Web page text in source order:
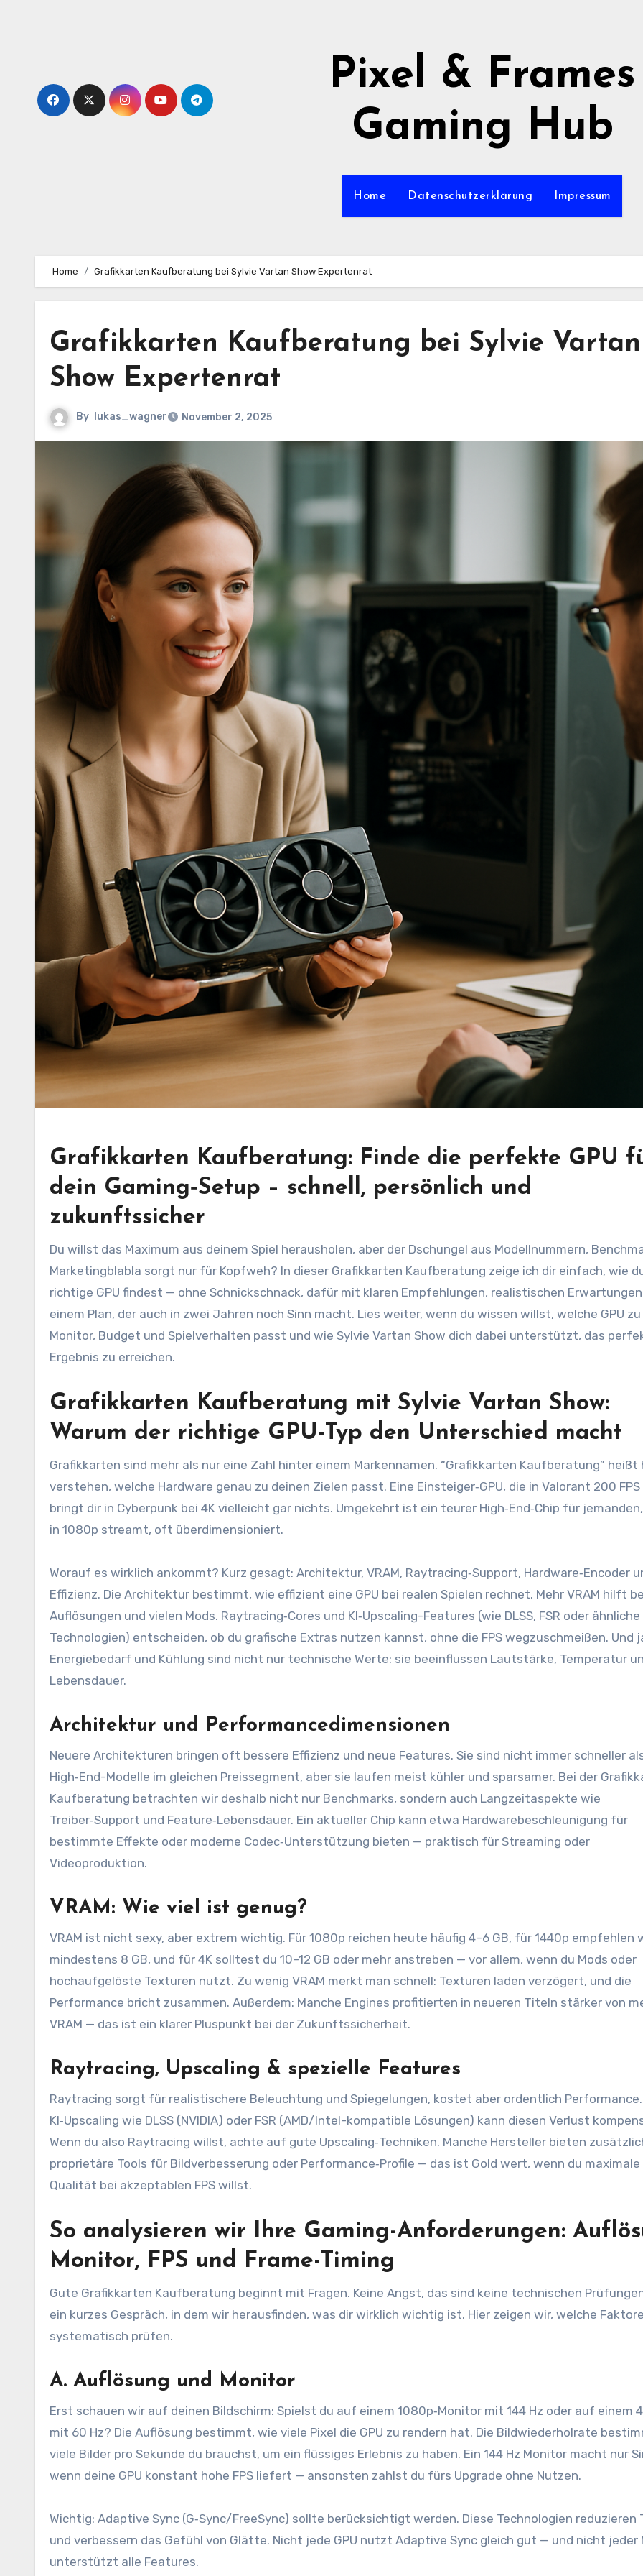
Pixel & Frames
Gaming Hub
Home Datenschutzerklärung Impressum
Home Grafikkarten Kaufberatung bei Sylvie Vartan Show Expertenrat
Grafikkarten Kaufberatung bei Sylvie Vartan
Show Expertenrat
By lukas_wagner November 2, 2025
Grafikkarten Kaufberatung: Finde die perfekte GPU
dein Gaming‑Setup – schnell, persönlich und
zukunftssicher
Du willst das Maximum aus deinem Spiel herausholen, aber der Dschungel aus Modellnummern,
Marketingblabla sorgt nur für Kopfweh? In dieser Grafikkarten Kaufberatung zeige ich dir einfach, wie
richtige GPU findest — ohne Schnickschnack, dafür mit klaren Empfehlungen, realistischen
einem Plan, der auch in zwei Jahren noch Sinn macht. Lies weiter, wenn du wissen willst, welche GPU
Monitor, Budget und Spielverhalten passt und wie Sylvie Vartan Show dich dabei unterstützt, das
Ergebnis zu erreichen.
Grafikkarten Kaufberatung mit Sylvie Vartan Show:
Warum der richtige GPU-Typ den Unterschied macht
Grafikkarten sind mehr als nur eine Zahl hinter einem Markennamen. “Grafikkarten Kaufberatung” heißt
verstehen, welche Hardware genau zu deinen Zielen passt. Eine Einsteiger‑GPU, die in Valorant 200
bringt dir in Cyberpunk bei 4K vielleicht gar nichts. Umgekehrt ist ein teurer High‑End‑Chip für
in 1080p streamt, oft überdimensioniert.
Worauf es wirklich ankommt? Kurz gesagt: Architektur, VRAM, Raytracing‑Support, Hardware‑Encoder
Effizienz. Die Architektur bestimmt, wie effizient eine GPU bei realen Spielen rechnet. Mehr VRAM hilft
Auflösungen und vielen Mods. Raytracing‑Cores und KI‑Upscaling-Features (wie DLSS, FSR oder ähnliche
Technologien) entscheiden, ob du grafische Extras nutzen kannst, ohne die FPS wegzuschmeißen. Und
Energiebedarf und Kühlung sind nicht nur technische Werte: sie beeinflussen Lautstärke, Temperatur
Lebensdauer.
Architektur und Performancedimensionen
Neuere Architekturen bringen oft bessere Effizienz und neue Features. Sie sind nicht immer schneller
High‑End-Modelle im gleichen Preissegment, aber sie laufen meist kühler und sparsamer. Bei der
Kaufberatung betrachten wir deshalb nicht nur Benchmarks, sondern auch Langzeitaspekte wie
Treiber‑Support und Feature‑Lebensdauer. Ein aktueller Chip kann etwa Hardwarebeschleunigung für
bestimmte Effekte oder moderne Codec‑Unterstützung bieten — praktisch für Streaming oder
Videoproduktion.
VRAM: Wie viel ist genug?
VRAM ist nicht sexy, aber extrem wichtig. Für 1080p reichen heute häufig 4–6 GB, für 1440p empfehlen
mindestens 8 GB, und für 4K solltest du 10–12 GB oder mehr anstreben — vor allem, wenn du Mods oder
hochaufgelöste Texturen nutzt. Zu wenig VRAM merkt man schnell: Texturen laden verzögert, und die
Performance bricht zusammen. Außerdem: Manche Engines profitierten in neueren Titeln stärker von
VRAM — das ist ein klarer Pluspunkt bei der Zukunftssicherheit.
Raytracing, Upscaling & spezielle Features
Raytracing sorgt für realistischere Beleuchtung und Spiegelungen, kostet aber ordentlich Performance.
KI‑Upscaling wie DLSS (NVIDIA) oder FSR (AMD/Intel-kompatible Lösungen) kann diesen Verlust
Wenn du also Raytracing willst, achte auf gute Upscaling‑Techniken. Manche Hersteller bieten
proprietäre Tools für Bildverbesserung oder Performance‑Profile — das ist Gold wert, wenn du maximale
Qualität bei akzeptablen FPS willst.
So analysieren wir Ihre Gaming-Anforderungen:
Monitor, FPS und Frame-Timing
Gute Grafikkarten Kaufberatung beginnt mit Fragen. Keine Angst, das sind keine technischen
ein kurzes Gespräch, in dem wir herausfinden, was dir wirklich wichtig ist. Hier zeigen wir, welche
systematisch prüfen.
A. Auflösung und Monitor
Erst schauen wir auf deinen Bildschirm: Spielst du auf einem 1080p‑Monitor mit 144 Hz oder auf einem
mit 60 Hz? Die Auflösung bestimmt, wie viele Pixel die GPU zu rendern hat. Die Bildwiederholrate
viele Bilder pro Sekunde du brauchst, um ein flüssiges Erlebnis zu haben. Ein 144 Hz Monitor macht nur
wenn deine GPU konstant hohe FPS liefert — ansonsten zahlst du fürs Upgrade ohne Nutzen.
Wichtig: Adaptive Sync (G‑Sync/FreeSync) sollte berücksichtigt werden. Diese Technologien reduzieren
und verbessern das Gefühl von Glätte. Nicht jede GPU nutzt Adaptive Sync gleich gut — und nicht jeder
unterstützt alle Features.